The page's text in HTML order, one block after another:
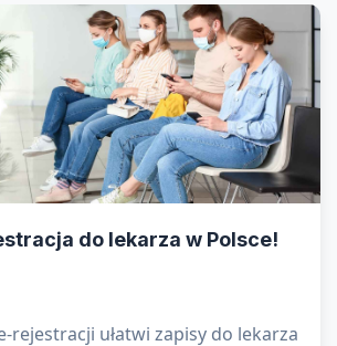
do lekarza w Polsce!
rejestracji ułatwi zapisy do lekarza